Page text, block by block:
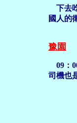
下去
國人的
豫園
09：
司機也